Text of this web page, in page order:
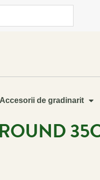
Accesorii de gradinarit